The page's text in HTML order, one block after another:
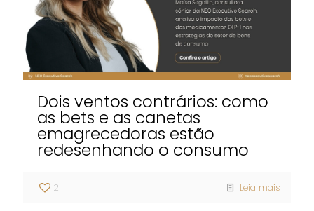
Dois ventos contrários: como
as bets e as canetas
emagrecedoras estão
redesenhando o consumo
2 Leia mais